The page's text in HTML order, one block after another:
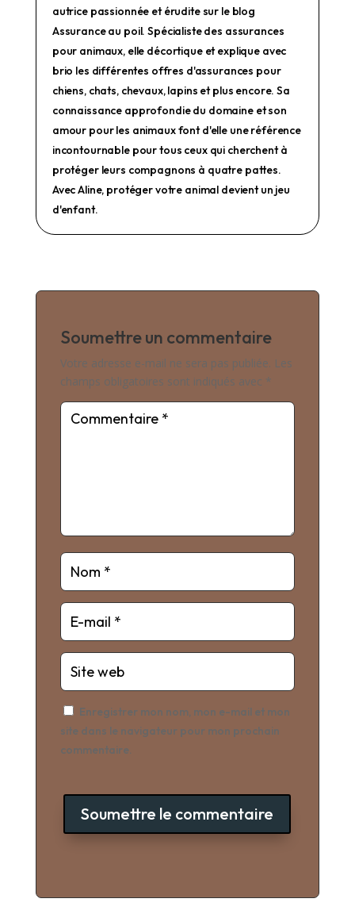
autrice passionnée et érudite sur le blog
Assurance au poil. Spécialiste des assurances
pour animaux, elle décortique et explique avec
brio les différentes offres d'assurances pour
chiens, chats, chevaux, lapins et plus encore. Sa
connaissance approfondie du domaine et son
amour pour les animaux font d'elle une référence
incontournable pour tous ceux qui cherchent à
protéger leurs compagnons à quatre pattes.
Avec Aline, protéger votre animal devient un jeu
d'enfant.
Soumettre un commentaire
Votre adresse e-mail ne sera pas publiée. Les
champs obligatoires sont indiqués avec *
Enregistrer mon nom, mon e-mail et mon
site dans le navigateur pour mon prochain
commentaire.
Soumettre le commentaire